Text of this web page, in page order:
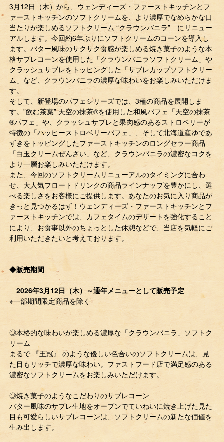
3月12日（木）から、ウェンディーズ・ファーストキッチンとフ
ァーストキッチンのソフトクリームを、より濃厚でなめらかな口
当たりが楽しめるソフトクリーム “クラウンバニラ” にリニュー
アルします。今回約6年ぶりにソフトクリームのコーンを導入し
ます。バター風味のサクサク食感が楽しめる焼き菓子のような本
格サブレコーンを使用した「クラウンバニラソフトクリーム」や
クラッシュサブレをトッピングした「サブレカップソフトクリー
ム」など、クラウンバニラの濃厚な味わいをお楽しみいただけま
す。
そして、新登場のパフェシリーズでは、3種の商品を展開しま
す。”飲む茶葉” 天空の抹茶®を使用した和風パフェ「天空の抹茶
®パフェ」や、クラッシュサブレと果肉感のあるストロベリーが
特徴の「ハッピーストロベリーパフェ」、そして北海道産ゆであ
ずきをトッピングしたファーストキッチンのロングセラー商品
「白玉クリームぜんざい」など、クラウンバニラの濃密なコクを
より一層お楽しみいただけます。
また、今回のソフトクリームリニューアルのタイミングに合わ
せ、大人気フロートドリンクの商品ラインナップを豊かにし、選
べる楽しさをお客様にご提供します。あなたのお気に入り商品が
きっと見つかるはず！ウェンディーズ・ファーストキッチンとフ
ァーストキッチンでは、カフェタイムのデザートを強化すること
により、お食事以外のちょっとした休憩などで、当店を気軽にご
利用いただきたいと考えております。
◆販売期間
2026年3月12日（木）～通年メニューとして販売予定
※一部期間限定商品を除く
◎本格的な味わいが楽しめる濃厚な「クラウンバニラ」ソフトク
リーム
まるで 『王冠』 のような優しい色合いのソフトクリームは、見
た目もリッチで濃厚な味わい。ファストフード店で満足感のある
濃密なソフトクリームをお楽しみいただけます。
◎焼き菓子のようなこだわりのサブレコーン
バター風味のサブレ生地をオーブンでていねいに焼き上げた見た
目も可愛らしいサブレコーンは、ソフトクリームの新たな価値を
生み出します。